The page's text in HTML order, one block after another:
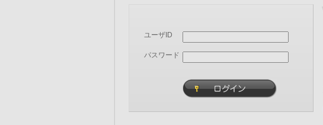
ユーザID
パスワード